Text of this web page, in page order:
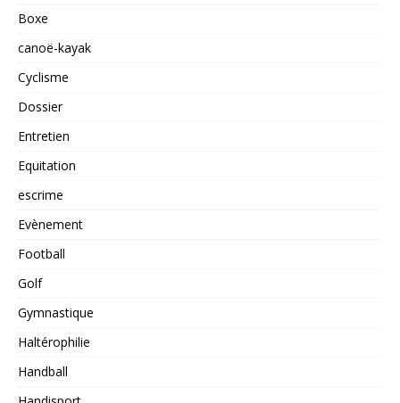
Boxe
canoë-kayak
Cyclisme
Dossier
Entretien
Equitation
escrime
Evènement
Football
Golf
Gymnastique
Haltérophilie
Handball